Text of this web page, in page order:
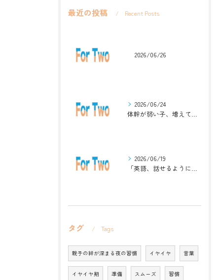
最近の投稿 Recent Posts
2026/06/26
2026/06/24
体幹が弱い子、増えています。英語ジムナスティックで楽しく解決！
2026/06/19
「英語、話せるようになりたい」中学生・高校生のためのZoomレッスン
タグ Tags
親子の絆が深まる夜の習慣 イヤイヤ 言葉
イヤイヤ期 準備 スムーズ 習慣